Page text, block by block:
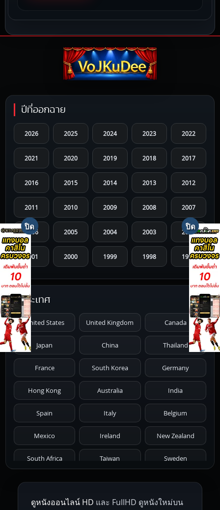
ปีที่ออกฉาย
2026 2025 2024 2023 2022
2021 2020 2019 2018 2017
2016 2015 2014 2013 2012
2011 2010 2009 2008 2007
2006 2005 2004 2003 2002
2001 2000 1999 1998 1997
1996 1995 1994 1993 1992
1991 1987
1986 1985 1984 1983 1982
1981 1980 1979 1978 1977
1976 1975 1974 1973 1972
1971 1970 1969 1968 1967
1966 1965 1964 1963 1962
1959 1955
1945 1942 1941 1940 1939
ประเทศ
United States United Kingdom Canada
Japan China Thailand
France South Korea Germany
Hong Kong Australia India
Spain Italy Belgium
Mexico Ireland New Zealand
South Africa Taiwan Sweden
Netherlands Russia Poland
Hungary Denmark Bulgaria
ดูหนังออนไลน์ HD และ FullHD ดูหนังใหม่บน